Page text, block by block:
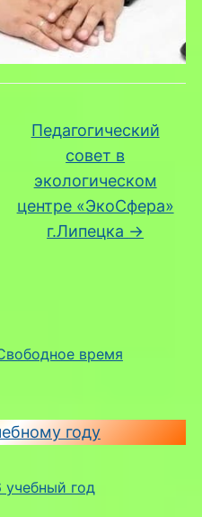
время
году
год
Педагогический
совет в
экологическом
центре «ЭкоСфера»
г.Липецка →